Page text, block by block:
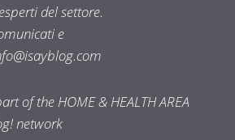
del settore.
e
of the HOME & HEALTH AREA
network